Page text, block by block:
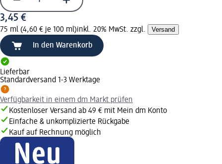
3,45 €
75 ml (4,60 € je 100 ml)inkl. 20% MwSt. zzgl. Versand
In den Warenkorb
Lieferbar
Standardversand 1-3 Werktage
Verfügbarkeit in einem dm Markt prüfen
Kostenloser Versand ab 49 € mit Mein dm Konto
Einfache & unkomplizierte Rückgabe
Kauf auf Rechnung möglich